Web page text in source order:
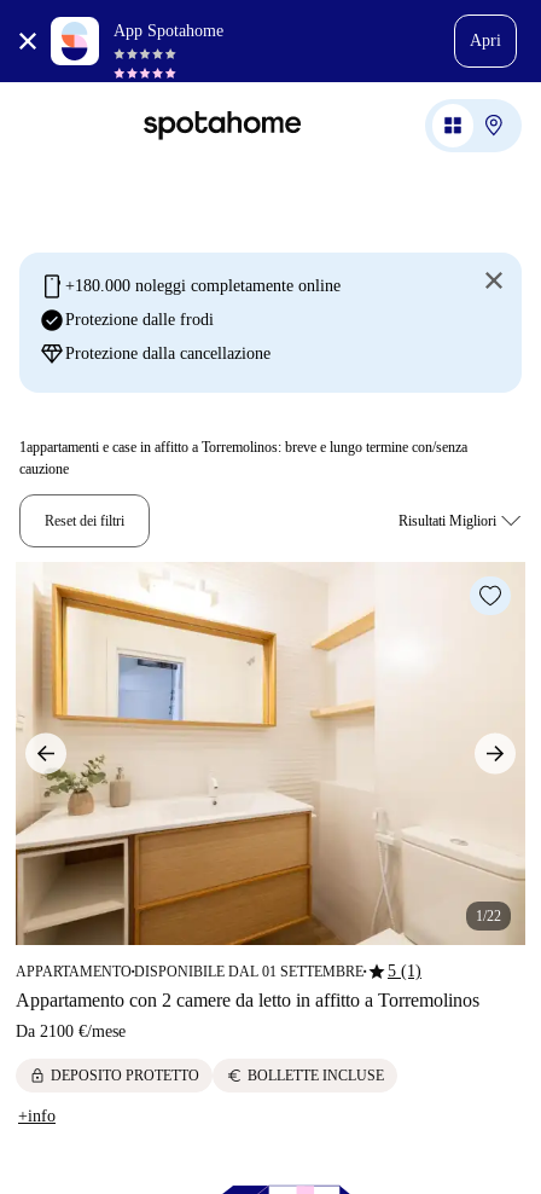
App Spotahome
Apri
mobile +180.000 noleggi completamente online
check_circleProtezione dalle frodi
diamondProtezione dalla cancellazione
1appartamenti e case in affitto a Torremolinos: breve e lungo termine con/senza
cauzione
Reset dei filtri
1/22
APPARTAMENTO■DISPONIBILE DAL 01 SETTEMBRE■star5 (1)
Appartamento con 2 camere da letto in affitto a Torremolinos
Da 2100 €/mese
lock DEPOSITO PROTETTO euro BOLLETTE INCLUSE
+info